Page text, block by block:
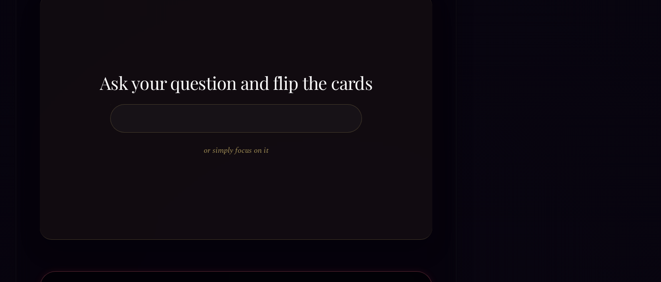
Ask your question and flip the cards
or simply focus on it